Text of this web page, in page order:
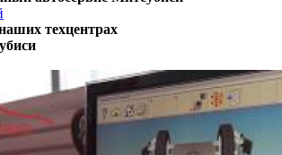
техцентрах